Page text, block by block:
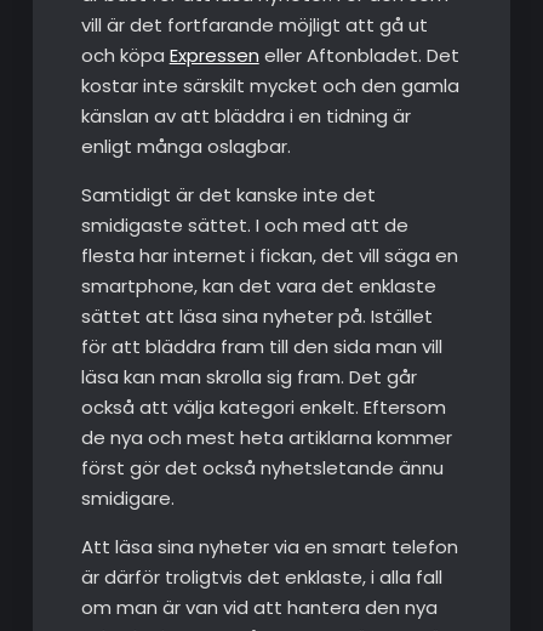
vill är det fortfarande möjligt att gå ut
och köpa Expressen eller Aftonbladet. Det
kostar inte särskilt mycket och den gamla
känslan av att bläddra i en tidning är
enligt många oslagbar.
Samtidigt är det kanske inte det
smidigaste sättet. I och med att de
flesta har internet i fickan, det vill säga en
smartphone, kan det vara det enklaste
sättet att läsa sina nyheter på. Istället
för att bläddra fram till den sida man vill
läsa kan man skrolla sig fram. Det går
också att välja kategori enkelt. Eftersom
de nya och mest heta artiklarna kommer
först gör det också nyhetsletande ännu
smidigare.
Att läsa sina nyheter via en smart telefon
är därför troligtvis det enklaste, i alla fall
om man är van vid att hantera den nya